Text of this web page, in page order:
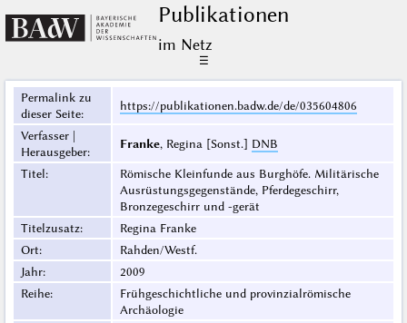
Publikationen
im Netz
☰
Permalink zu
dieser Seite:
https://publikationen.badw.de/de/035604806
Verfasser |
Herausgeber:
Franke, Regina [Sonst.] DNB
Titel:
Römische Kleinfunde aus Burghöfe. Militärische
Ausrüstungsgegenstände, Pferdegeschirr,
Bronzegeschirr und -gerät
Titelzusatz:
Regina Franke
Ort:
Rahden/Westf.
Jahr:
2009
Reihe:
Frühgeschichtliche und provinzialrömische
Archäologie